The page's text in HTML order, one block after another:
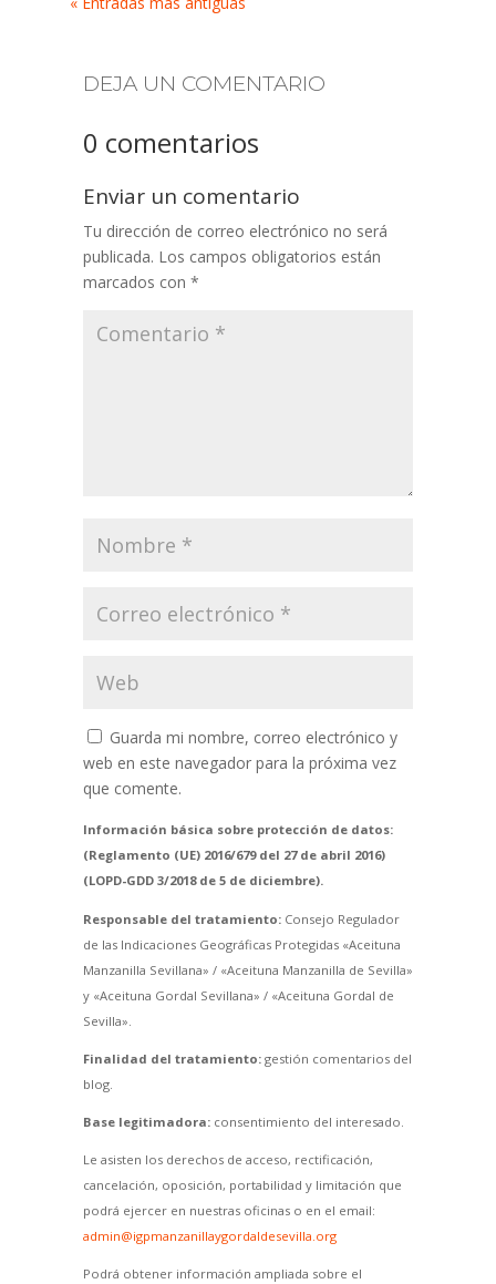
DEJA UN COMENTARIO
0 comentarios
Enviar un comentario
Tu dirección de correo electrónico no será
publicada. Los campos obligatorios están
marcados con *
Guarda mi nombre, correo electrónico y
web en este navegador para la próxima vez
que comente.
Información básica sobre protección de datos:
(Reglamento (UE) 2016/679 del 27 de abril 2016)
(LOPD-GDD 3/2018 de 5 de diciembre).
Responsable del tratamiento:Consejo Regulador
de las Indicaciones Geográficas Protegidas «Aceituna
Manzanilla Sevillana» / «Aceituna Manzanilla de Sevilla»
y «Aceituna Gordal Sevillana» / «Aceituna Gordal de
Sevilla».
Finalidad del tratamiento:gestión comentarios del
blog.
Base legitimadora:consentimiento del interesado.
Le asisten los derechos de acceso, rectificación,
cancelación, oposición, portabilidad y limitación que
podrá ejercer en nuestras oficinas o en el email:
admin@igpmanzanillaygordaldesevilla.org
Podrá obtener información ampliada sobre el